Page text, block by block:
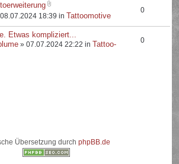
18:39 in Tattoomotive
0
Etwas kompliziert...
» 07.07.2024 22:22 in Tattoo-
0
Übersetzung durch phpBB.de